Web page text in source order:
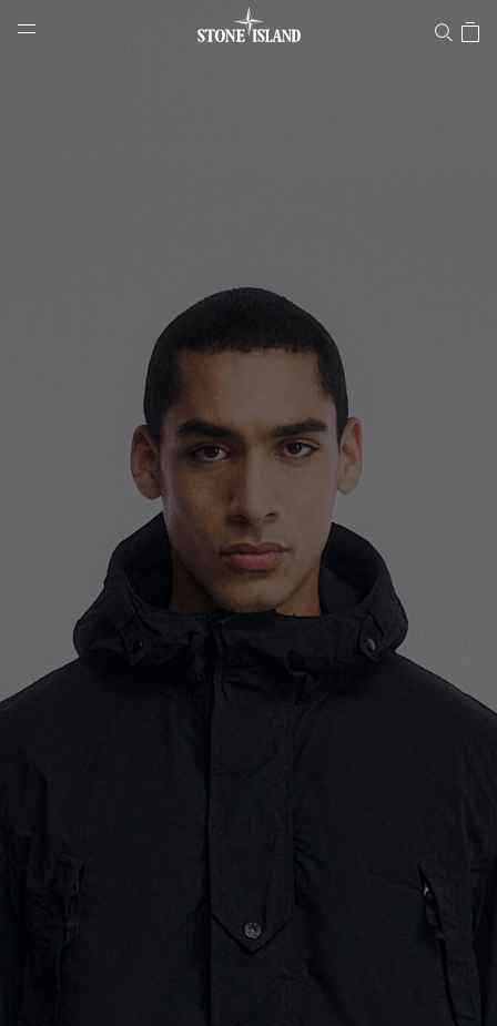
NAVIGATION.ARIA.GOTOMAINCONTENT
LABEL.SHOPPINGCOUNTRY SCHWEIZ